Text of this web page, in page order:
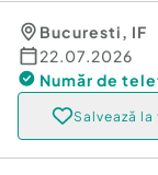
Bucuresti, IF
22.07.2026
Număr de
Salvează